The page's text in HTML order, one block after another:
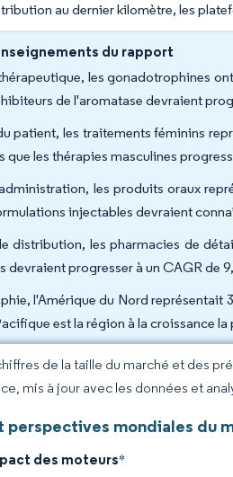
au dernier kilomètre, les
du rapport
les gonadotrophines
de l'aromatase devraient
patient, les traitements féminins
que les thérapies masculines
les produits oraux
injectables devraient
distribution, les pharmacies de
devraient progresser à un CAGR de
l'Amérique du Nord représentait
est la région à la croissance
de la taille du marché et des
mis à jour avec les données et
perspectives mondiales
des moteurs*